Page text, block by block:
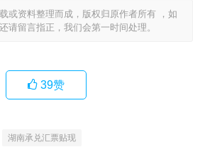
或资料整理而成，版权归原作者所有 ，如
请留言指正，我们会第一时间处理。
39赞
湖南承兑汇票贴现